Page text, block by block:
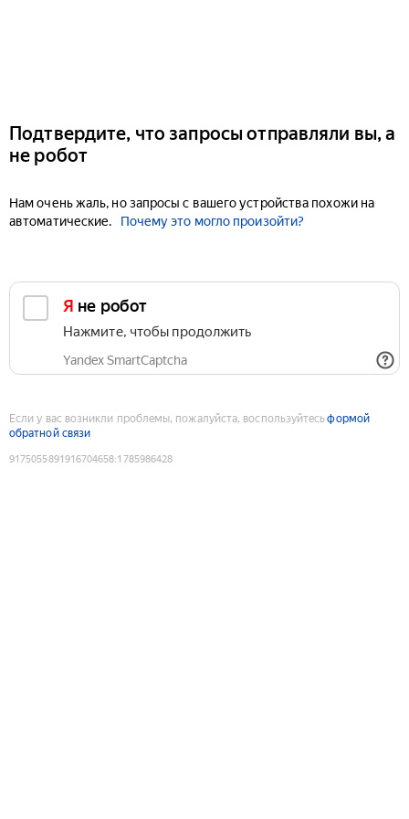
Подтвердите, что запросы отправляли вы, а
не робот
Нам очень жаль, но запросы с вашего устройства похожи на
автоматические.
Почему это могло произойти?
Я не робот
Нажмите, чтобы продолжить
Yandex SmartCaptcha
Если у вас возникли проблемы, пожалуйста, воспользуйтесьформой
обратной связи
9175055891916704658:1785986428